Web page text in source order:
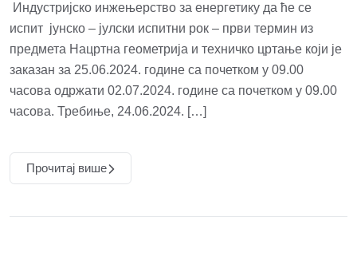
Индустријско инжењерство за енергетику да ће се
испит јунско – јулски испитни рок – први термин из
предмета Нацртна геометрија и техничко цртање који је
заказан за 25.06.2024. године са почетком у 09.00
часова одржати 02.07.2024. године са почетком у 09.00
часова. Требиње, 24.06.2024. […]
Прочитај више